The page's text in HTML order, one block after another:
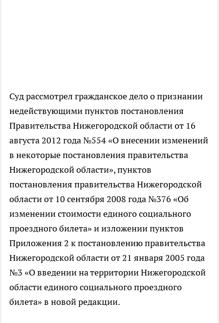
Суд рассмотрел гражданское дело о признании
недействующими пунктов постановления
Правительства Нижегородской области от 16
августа 2012 года №554 «О внесении изменений
в некоторые постановления правительства
Нижегородской области», пунктов
постановления правительства Нижегородской
области от 10 сентября 2008 года №376 «Об
изменении стоимости единого социального
проездного билета» и изложении пунктов
Приложения 2 к постановлению правительства
Нижегородской области от 21 января 2005 года
№3 «О введении на территории Нижегородской
области единого социального проездного
билета» в новой редакции.